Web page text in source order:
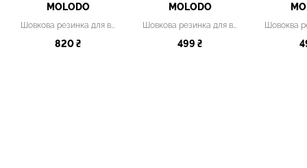
MOLODO
Шовкова резинка для волосся бузкова
820 ₴
MOLODO
Шовкова резинка для волосся світло-сіра
499 ₴